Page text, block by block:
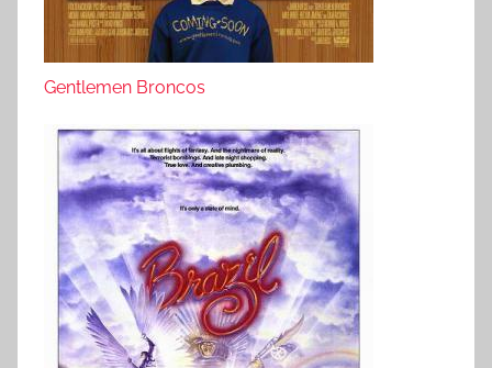
Gentlemen Broncos